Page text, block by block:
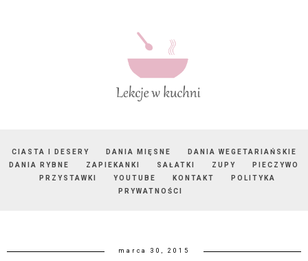
CIASTA I DESERY DANIA MIĘSNE
DANIA WEGETARIAŃSKIE
DANIA RYBNE
ZAPIEKANKI SAŁATKI ZUPY
PIECZYWO
PRZYSTAWKI
YOUTUBE KONTAKT
POLITYKA
PRYWATNOŚCI
marca 30, 2015